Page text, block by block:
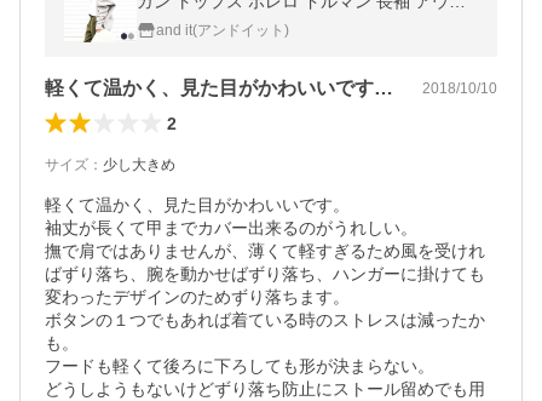
ー フード スウェット 50代 40代 30代 20代
おしゃれ
and it(アンドイット)
軽くて温かく、見た目がかわいいです。袖… 2018/10/10
2
サイズ ： 少し大きめ
軽くて温かく、見た目がかわいいです。
袖丈が長くて甲までカバー出来るのがうれしい。
撫で肩ではありませんが、薄くて軽すぎるため風を受けれ
ばずり落ち、腕を動かせばずり落ち、ハンガーに掛けても
変わったデザインのためずり落ちます。
ボタンの１つでもあれば着ている時のストレスは減ったか
も。
フードも軽くて後ろに下ろしても形が決まらない。
どうしようもないけどずり落ち防止にストール留めでも用